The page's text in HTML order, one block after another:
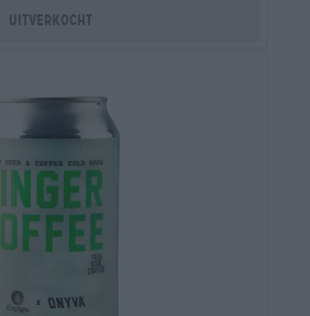
Uitverkocht